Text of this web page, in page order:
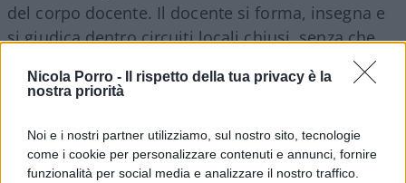
Nicola Porro -
Il rispetto della tua privacy è la
nostra priorità
Noi e i nostri partner utilizziamo, sul nostro sito, tecnologie
come i cookie per personalizzare contenuti e annunci, fornire
funzionalità per social media e analizzare il nostro traffico.
del corpo docente. Il docente si forma, insegna e
si giudica dentro circuiti locali chiusi, senza che
alcun organo terzo certifichi la comparabilità dei
metri di valutazione tra un istituto e l’altro. Una
totalità dei casi non vigila ma si assolve.